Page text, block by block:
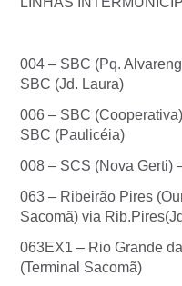
004 – SBC (Pq.
SBC (Jd. Laura)
006 – SBC
SBC (Paulicéia)
008 – SCS (Nova Gerti)
063 – Ribeirão Pires
Sacomã) via
063EX1 – Rio Grande
(Terminal Sacomã)